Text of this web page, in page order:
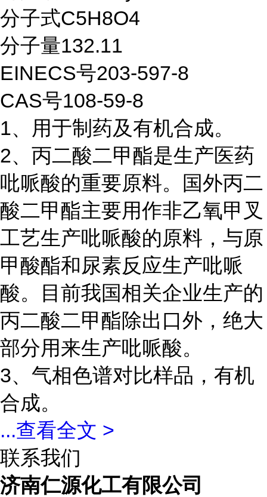
分子式C5H8O4
分子量132.11
EINECS号203-597-8
CAS号108-59-8
1、用于制药及有机合成。
2、丙二酸二甲酯是生产医药
吡哌酸的重要原料。国外丙二
酸二甲酯主要用作非乙氧甲叉
工艺生产吡哌酸的原料，与原
甲酸酯和尿素反应生产吡哌
酸。目前我国相关企业生产的
丙二酸二甲酯除出口外，绝大
部分用来生产吡哌酸。
3、气相色谱对比样品，有机
合成。
...查看全文 >
联系我们
济南仁源化工有限公司